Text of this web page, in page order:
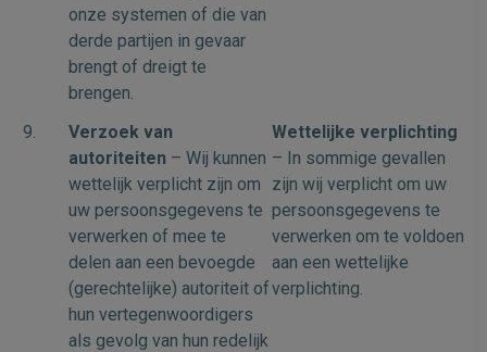
onze systemen of die van
derde partijen in gevaar
brengt of dreigt te
brengen.
9.
Verzoek van
autoriteiten – Wij kunnen
wettelijk verplicht zijn om
uw persoonsgegevens te
verwerken of mee te
delen aan een bevoegde
(gerechtelijke) autoriteit of
hun vertegenwoordigers
als gevolg van hun redelijk
Wettelijke verplichting
– In sommige gevallen
zijn wij verplicht om uw
persoonsgegevens te
verwerken om te voldoen
aan een wettelijke
verplichting.